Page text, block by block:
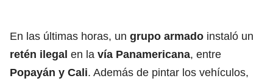
En las últimas horas, un grupo armado instaló un
retén ilegal en la vía Panamericana, entre
Popayán y Cali. Además de pintar los vehículos,